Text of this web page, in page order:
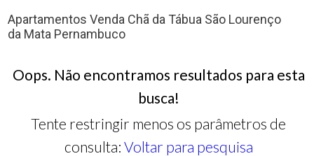
Apartamentos Venda Chã da Tábua São Lourenço
da Mata Pernambuco
Oops. Não encontramos resultados para esta
busca!
Tente restringir menos os parâmetros de
consulta: Voltar para pesquisa